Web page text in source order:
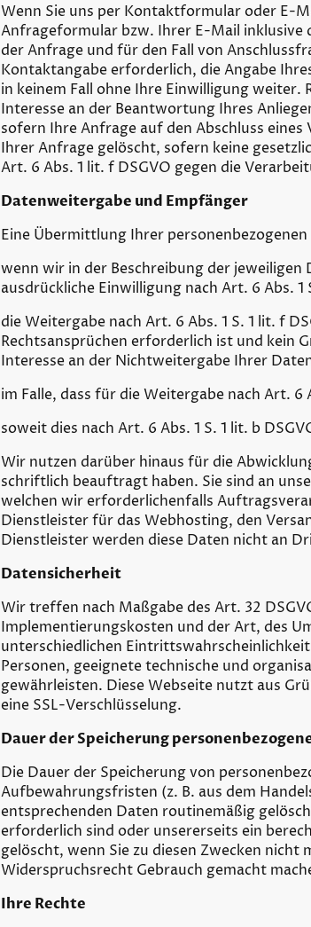
Wenn Sie uns per Kontaktformular oder E-
Anfrageformular bzw. Ihrer E-Mail inklusive
der Anfrage und für den Fall von
Kontaktangabe erforderlich, die Angabe
in keinem Fall ohne Ihre Einwilligung
Interesse an der Beantwortung Ihres
sofern Ihre Anfrage auf den Abschluss
Ihrer Anfrage gelöscht, sofern keine
Art. 6 Abs. 1 lit. f DSGVO gegen die
Datenweitergabe und Empfänger
Eine Übermittlung Ihrer
wenn wir in der Beschreibung der
ausdrückliche Einwilligung nach Art. 6 Abs. 1
die Weitergabe nach Art. 6 Abs. 1 S. 1 lit. f
Rechtsansprüchen erforderlich ist und kein
Interesse an der Nichtweitergabe Ihrer
im Falle, dass für die Weitergabe nach Art.
soweit dies nach Art. 6 Abs. 1 S. 1 lit. b
Wir nutzen darüber hinaus für die
schriftlich beauftragt haben. Sie sind an
welchen wir erforderlichenfalls
Dienstleister für das Webhosting, den
Dienstleister werden diese Daten nicht an
Datensicherheit
Wir treffen nach Maßgabe des Art. 32
Implementierungskosten und der Art, des
unterschiedlichen
Personen, geeignete technische und
gewährleisten. Diese Webseite nutzt aus
eine SSL-Verschlüsselung.
Dauer der Speicherung
Die Dauer der Speicherung von
Aufbewahrungsfristen (z. B. aus dem
entsprechenden Daten routinemäßig
erforderlich sind oder unsererseits ein
gelöscht, wenn Sie zu diesen Zwecken
Widerspruchsrecht Gebrauch gemacht
Ihre Rechte